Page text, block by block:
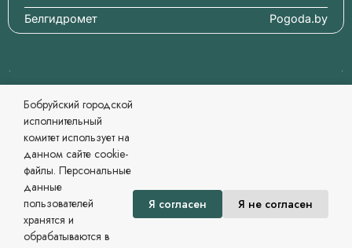
Pogoda.by
Белгидромет
© 2006-2026 Бобруйский городской исполнительный
комитет Официальный сайт
При перепечатке материалов ссылка обязательна.
Разработка и сопровождение
Могилевский региональный информационный центр
Сайт зарегистрирован в Государственном регистре
информационных ресурсов Республики Беларусь. №
7822542479 от 09.04.2025г.
Политика в области обработки персональных данных
Бобруйский городской
исполнительный
комитет использует на
данном сайте cookie-
файлы. Персональные
данные
пользователей
хранятся и
обрабатываются в
Я согласен Я не согласен